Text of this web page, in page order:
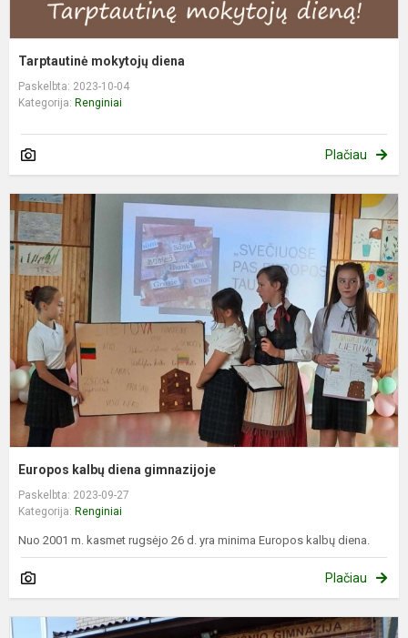
Tarptautinė mokytojų diena
Paskelbta: 2023-10-04
Kategorija: Renginiai
Plačiau
Europos kalbų diena gimnazijoje
Paskelbta: 2023-09-27
Kategorija: Renginiai
Nuo 2001 m. kasmet rugsėjo 26 d. yra minima Europos kalbų diena.
Plačiau